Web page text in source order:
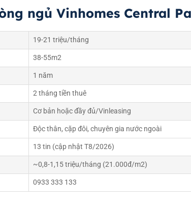
ngủ Vinhomes Central
19-21 triệu/tháng
38-55m2
1 năm
2 tháng tiền thuê
Cơ bản hoặc đầy đủ/Vinleasing
Độc thân, cặp đôi, chuyên gia nước ngoài
13 tin (cập nhật T8/2026)
~0,8-1,15 triệu/tháng (21.000đ/m2)
0933 333 133